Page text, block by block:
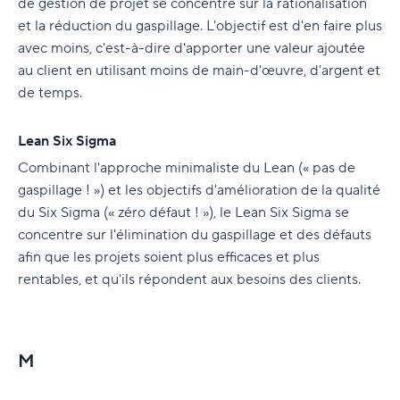
de gestion de projet se concentre sur la rationalisation
et la réduction du gaspillage. L'objectif est d'en faire plus
avec moins, c'est-à-dire d'apporter une valeur ajoutée
au client en utilisant moins de main-d'œuvre, d'argent et
de temps.
Lean Six Sigma
Combinant l'approche minimaliste du Lean (« pas de
gaspillage ! ») et les objectifs d'amélioration de la qualité
du Six Sigma (« zéro défaut ! »), le Lean Six Sigma se
concentre sur l'élimination du gaspillage et des défauts
afin que les projets soient plus efficaces et plus
rentables, et qu'ils répondent aux besoins des clients.
M